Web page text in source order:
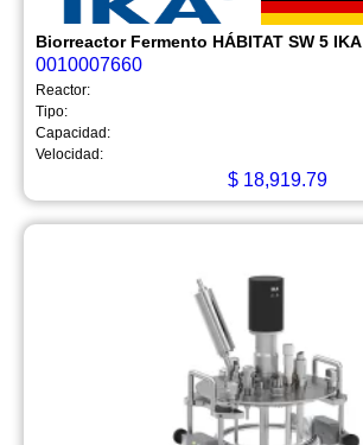
Biorreactor Fermento HÁBITAT SW 5 IKA
0010007660
Reactor:
Tipo:
Capacidad:
Velocidad:
$ 18,919.79